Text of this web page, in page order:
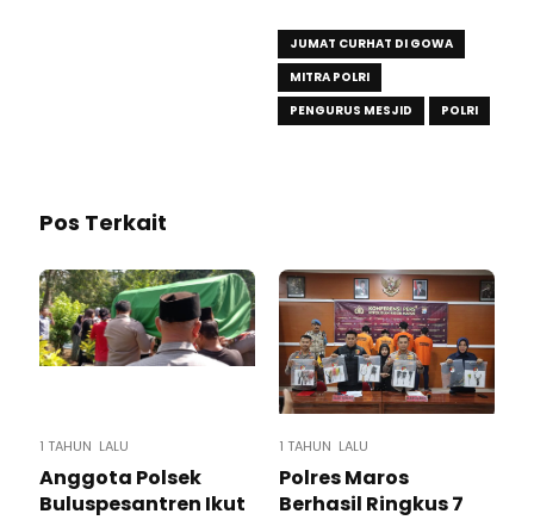
JUMAT CURHAT DI GOWA
MITRA POLRI
PENGURUS MESJID
POLRI
Pos Terkait
1 TAHUN LALU
Anggota Polsek
Buluspesantren Ikut
1 TAHUN LALU
Polres Maros
Berhasil Ringkus 7